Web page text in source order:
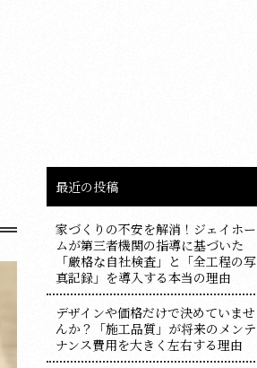
最近の投稿
家づくりの不安を解消！ジェイホー
ムが第三者機関の指導に基づいた
「厳格な自社検査」と「全工程の写
真記録」を導入する本当の理由
デザインや価格だけで決めていませ
んか？「施工品質」が将来のメンテ
ナンス費用を大きく左右する理由